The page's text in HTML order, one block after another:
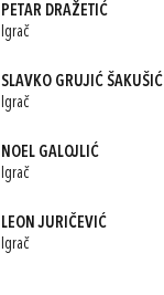
PETAR DRAŽETIĆ
Igrač
SLAVKO GRUJIĆ ŠAKUŠIĆ
Igrač
NOEL GALOJLIĆ
Igrač
LEON JURIČEVIĆ
Igrač